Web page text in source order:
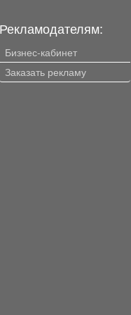
итальянского
Котельная, цех
металлоизделий,
деревообработки,
холодный склады. Офисные
водопровод и
отапливается от
Рекламодателям:
Бизнес-кабинет
Заказать рекламу